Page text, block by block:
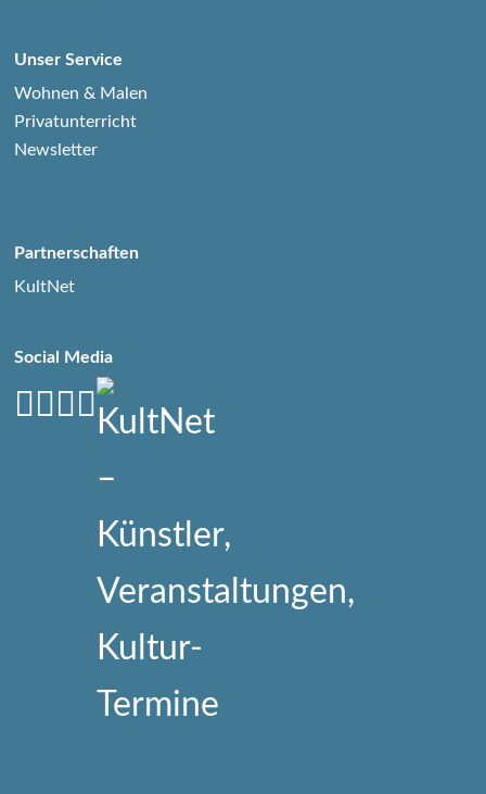
Unser Service
Wohnen & Malen
Privatunterricht
Newsletter
Partnerschaften
KultNet
Social Media